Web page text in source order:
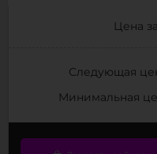
Цена
Следующая
Минимальная